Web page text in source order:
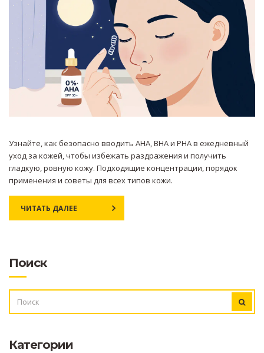
Узнайте, как безопасно вводить AHA, BHA и PHA в ежедневный
уход за кожей, чтобы избежать раздражения и получить
гладкую, ровную кожу. Подходящие концентрации, порядок
применения и советы для всех типов кожи.
ЧИТАТЬ ДАЛЕЕ
Поиск
Категории